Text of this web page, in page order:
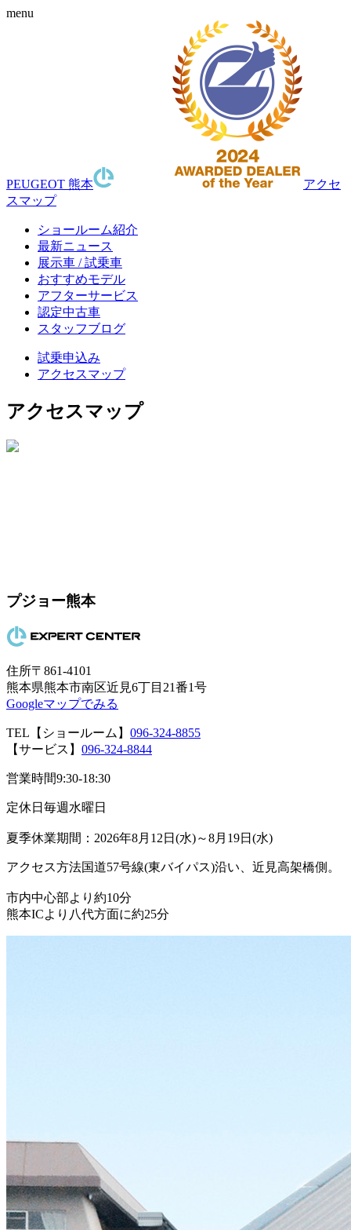
menu
PEUGEOT 熊本
アクセ
スマップ
ショールーム紹介
最新ニュース
展示車 / 試乗車
おすすめモデル
アフターサービス
認定中古車
スタッフブログ
試乗申込み
アクセスマップ
アクセスマップ
プジョー熊本
住所〒861-4101
熊本県熊本市南区近見6丁目21番1号
Googleマップでみる
TEL 【ショールーム】 096-324-8855
【サービス】 096-324-8844
営業時間9:30-18:30
定休日 毎週水曜日
夏季休業期間：2026年8月12日(水)～8月19日(水)
アクセス方法国道57号線(東バイパス)沿い、近見高架橋側。
市内中心部より約10分
熊本ICより八代方面に約25分